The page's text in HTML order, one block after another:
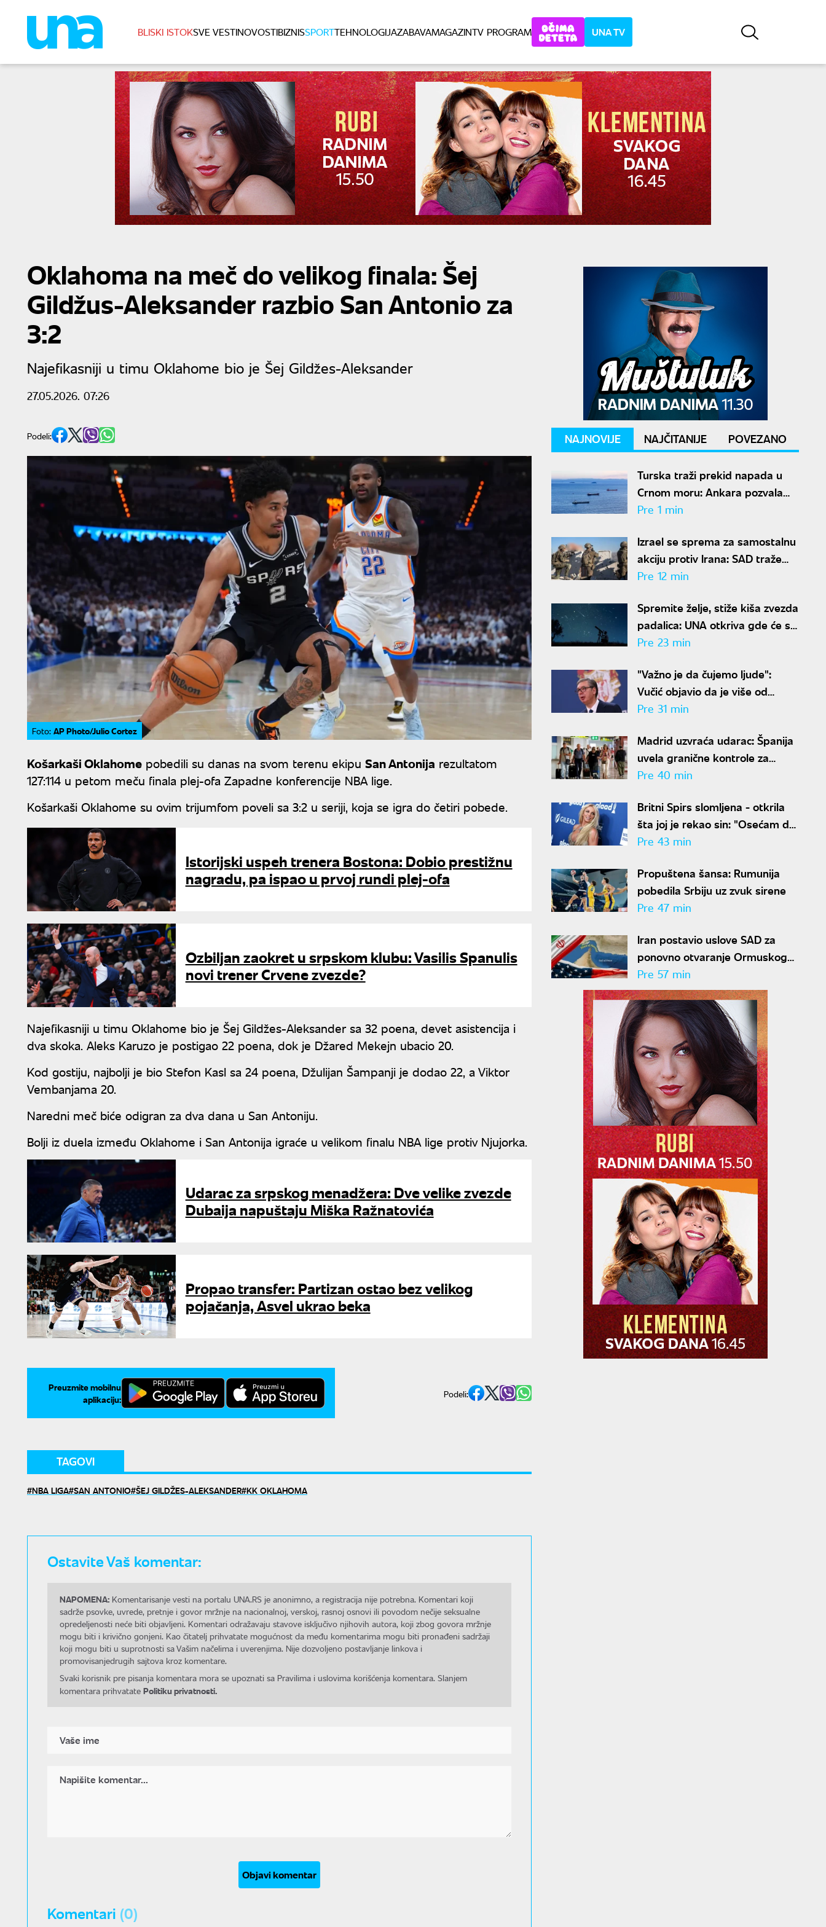
BLISKI ISTOKSVE VESTINOVOSTIBIZNISSPORTTEHNOLOGIJAZABAVAMAGAZINTV PROGRAM UNA TV
Oklahoma na meč do velikog finala: Šej
Gildžus-Aleksander razbio San Antonio za
3:2
Najefikasniji u timu Oklahome bio je Šej Gildžes-Aleksander
27.05.2026. 07:26
Podeli:
Foto: AP Photo/Julio Cortez
Košarkaši Oklahome pobedili su danas na svom terenu ekipu San Antonija rezultatom
127:114 u petom meču finala plej-ofa Zapadne konferencije NBA lige.
Košarkaši Oklahome su ovim trijumfom poveli sa 3:2 u seriji, koja se igra do četiri pobede.
Istorijski uspeh trenera Bostona: Dobio prestižnu
nagradu, pa ispao u prvoj rundi plej-ofa
Ozbiljan zaokret u srpskom klubu: Vasilis Spanulis
novi trener Crvene zvezde?
Najefikasniji u timu Oklahome bio je Šej Gildžes-Aleksander sa 32 poena, devet asistencija i
dva skoka. Aleks Karuzo je postigao 22 poena, dok je Džared Mekejn ubacio 20.
Kod gostiju, najbolji je bio Stefon Kasl sa 24 poena, Džulijan Šampanji je dodao 22, a Viktor
Vembanjama 20.
Naredni meč biće odigran za dva dana u San Antoniju.
Bolji iz duela između Oklahome i San Antonija igraće u velikom finalu NBA lige protiv Njujorka.
Udarac za srpskog menadžera: Dve velike zvezde
Dubaija napuštaju Miška Ražnatovića
Propao transfer: Partizan ostao bez velikog
pojačanja, Asvel ukrao beka
Preuzmite mobilnu
aplikaciju:
Podeli:
TAGOVI
NBA LIGA SAN ANTONIO ŠEJ GILDŽES-ALEKSANDER KK OKLAHOMA
Ostavite Vaš komentar:
NAPOMENA: Komentarisanje vesti na portalu UNA.RS je anonimno, a registracija nije potrebna. Komentari koji
sadrže psovke, uvrede, pretnje i govor mržnje na nacionalnoj, verskoj, rasnoj osnovi ili povodom nečije seksualne
opredeljenosti neće biti objavljeni. Komentari odražavaju stavove isključivo njihovih autora, koji zbog govora mržnje
mogu biti i krivično gonjeni. Kao čitatelj prihvatate mogućnost da među komentarima mogu biti pronađeni sadržaji
koji mogu biti u suprotnosti sa Vašim načelima i uverenjima. Nije dozvoljeno postavljanje linkova i
promovisanjedrugih sajtova kroz komentare.
Svaki korisnik pre pisanja komentara mora se upoznati sa Pravilima i uslovima korišćenja komentara. Slanjem
komentara prihvatate Politiku privatnosti.
Objavi komentar
Komentari (0)
NAJNOVIJE NAJČITANIJE POVEZANO
Turska traži prekid napada u
Crnom moru: Ankara pozvala
Moskvu i Kijev na moratorijum
Pre 1 min
Izrael se sprema za samostalnu
akciju protiv Irana: SAD traže
izlaz iz rata
Pre 12 min
Spremite želje, stiže kiša zvezda
padalica: UNA otkriva gde će se
najbolje videti nebeski spektakl
Pre 23 min
"Važno je da čujemo ljude":
Vučić objavio da je više od
14.000 prijava stiglo na portal
Pre 31 min
Madrid uzvraća udarac: Španija
uvela granične kontrole za
putnike koji dolaze iz Italije
Pre 40 min
Britni Spirs slomljena - otkrila
šta joj je rekao sin: "Osećam da
sam podbacila kao majka"
Pre 43 min
Propuštena šansa: Rumunija
pobedila Srbiju uz zvuk sirene
Pre 47 min
Iran postavio uslove SAD za
ponovno otvaranje Ormuskog
moreuza
Pre 57 min